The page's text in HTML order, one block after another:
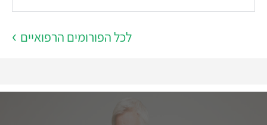
לכל הפורומים הרפואיים